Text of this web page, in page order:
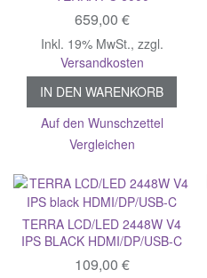
659,00 €
Inkl. 19% MwSt., zzgl.
Versandkosten
IN DEN WARENKORB
Auf den Wunschzettel
Vergleichen
TERRA LCD/LED 2448W V4
IPS BLACK HDMI/DP/USB-C
109,00 €